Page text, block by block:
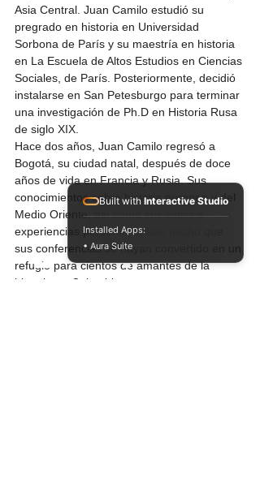
Asia Central. Juan Camilo estudió su
pregrado en historia en Universidad
Sorbona de París y su maestría en historia
en La Escuela de Altos Estudios en Ciencias
Sociales, de París. Posteriormente, decidió
instalarse en San Petesburgo para terminar
una investigación de Ph.D en Historia Rusa
de siglo XIX.
Hace dos años, Juan Camilo regresó a
Bogotá, su ciudad natal, después de doce
años de vida en Francia y Rusia. Sus
conocimientos sobre historia europea y del
Medio Oriente, así como sus viajes y
experiencias personales, han hecho que
sus conferencias se hayan convertido en un
refugio para cientos de amantes de la
historia en Colombia.
Built with Interactive Studio
Installed Apps:
• Aura Suite